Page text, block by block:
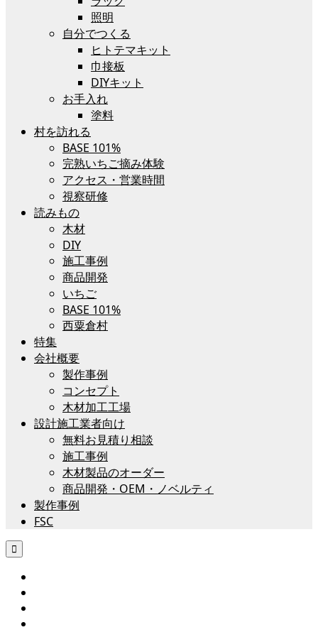
照明
自分でつくる
ヒトテマキット
巾接板
DIYキット
お手入れ
塗料
村を訪れる
BASE 101%
完熟いちご摘み体験
アクセス・営業時間
視察研修
読みもの
木材
DIY
施工事例
商品開発
いちご
BASE 101%
西粟倉村
特集
会社概要
製作事例
コンセプト
木材加工工場
設計施工業者向け
無料お見積り相談
施工事例
木材製品のオーダー
商品開発・OEM・ノベルティ
製作事例
FSC
